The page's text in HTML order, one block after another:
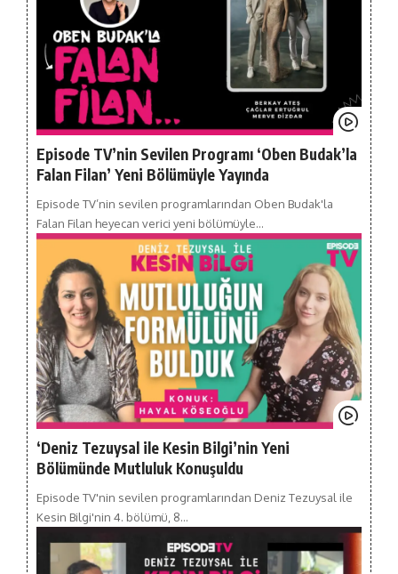
Episode TV’nin Sevilen Programı ‘Oben Budak’la
Falan Filan’ Yeni Bölümüyle Yayında
Episode TV’nin sevilen programlarından Oben Budak'la
Falan Filan heyecan verici yeni bölümüyle…
‘Deniz Tezuysal ile Kesin Bilgi’nin Yeni
Bölümünde Mutluluk Konuşuldu
Episode TV'nin sevilen programlarından Deniz Tezuysal ile
Kesin Bilgi'nin 4. bölümü, 8…